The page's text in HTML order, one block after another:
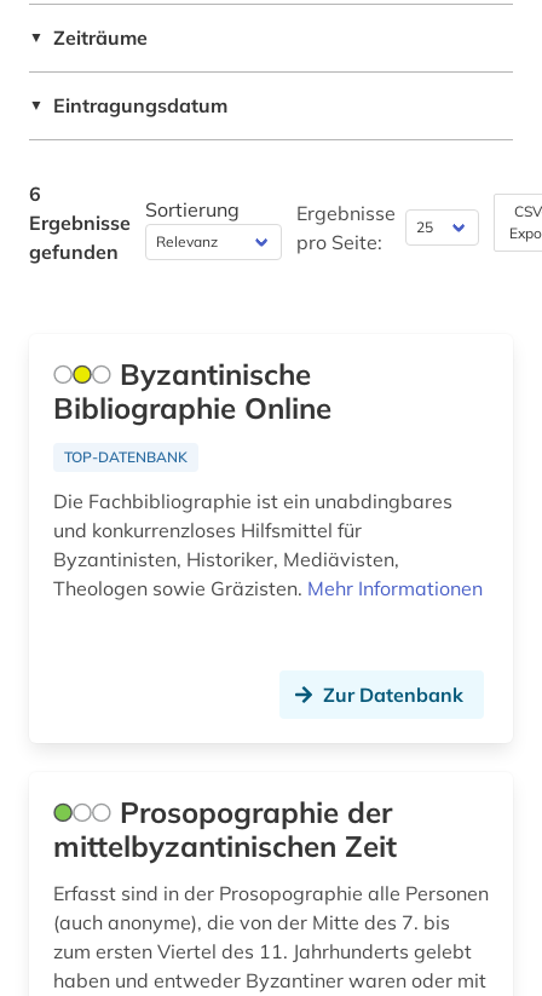
▼ Zeiträume
▼ Eintragungsdatum
6
Ergebnisse
gefunden
Sortierung
Ergebnisse
pro Seite:
Byzantinische
Bibliographie Online
TOP-DATENBANK
Die Fachbibliographie ist ein unabdingbares
und konkurrenzloses Hilfsmittel für
Byzantinisten, Historiker, Mediävisten,
Theologen sowie Gräzisten. Mehr Informationen
Zur Datenbank
Prosopographie der
mittelbyzantinischen Zeit
Erfasst sind in der Prosopographie alle Personen
(auch anonyme), die von der Mitte des 7. bis
zum ersten Viertel des 11. Jahrhunderts gelebt
haben und entweder Byzantiner waren oder mit